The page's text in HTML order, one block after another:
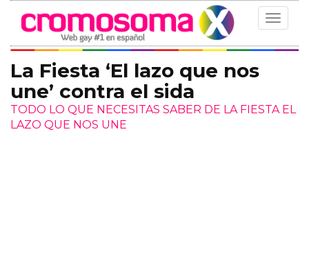
Toggle
La Fiesta ‘El lazo que nos
une’ contra el sida
TODO LO QUE NECESITAS SABER DE LA FIESTA EL
LAZO QUE NOS UNE